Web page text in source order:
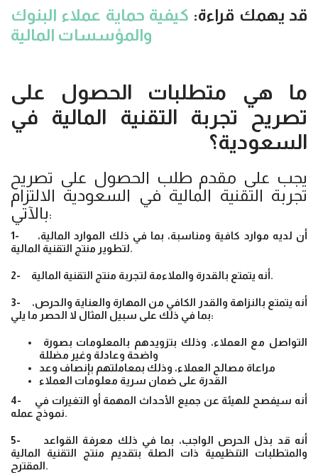
قد يهمك قراءة: كيفية حماية عملاء البنوك
والمؤسسات المالية
ما هي متطلبات الحصول على
تصريح تجربة التقنية المالية في
السعودية؟
يجب على مقدم طلب الحصول على تصريح
تجربة التقنية المالية في السعودية الالتزام
بالآتي:
1- أن لديه موارد كافية ومناسبة، بما في ذلك الموارد المالية،
لتطوير منتج التقنية المالية.
2- أنه يتمتع بالقدرة والملاءمة لتجربة منتج التقنية المالية.
3- أنه يتمتع بالنزاهة والقدر الكافي من المهارة والعناية والحرص،
بما في ذلك على سبيل المثال لا الحصر ما يلي:
واضحة وعادلة وغير مضللة
مراعاة مصالح العملاء، وذلك بمعاملتهم بإنصاف وعد
القدرة على ضمان سرية معلومات العملاء
4- أنه سيفصح للهيئة عن جميع الأحداث المهمة أو التغيرات في
نموذج عمله.
5- أنه قد بذل الحرص الواجب، بما في ذلك معرفة القواعد
والمتطلبات التنظيمية ذات الصلة بتقديم منتج التقنية المالية
المقترح.